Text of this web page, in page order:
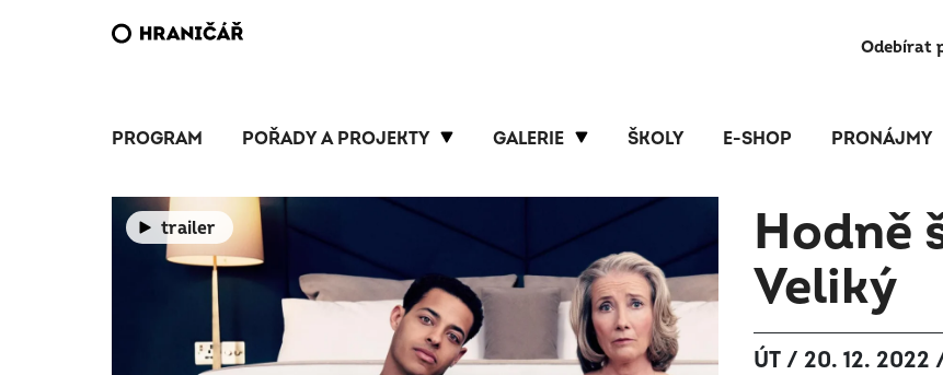
Odebírat
PROGRAM POŘADY A PROJEKTY GALERIE ŠKOLY E-SHOP PRONÁJMY
trailer
Hodně
Veliký
ÚT / 20. 12. 2022